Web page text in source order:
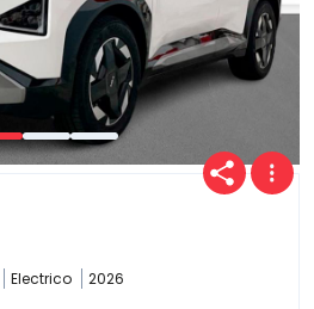
Electrico 2026